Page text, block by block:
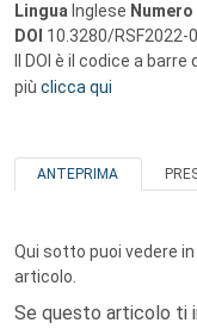
Lingua Inglese
DOI 10.3280/RSF2022-
Il DOI è il codice a
più clicca qui
ANTEPRIMA
Qui sotto puoi vedere
articolo.
Se questo articolo ti